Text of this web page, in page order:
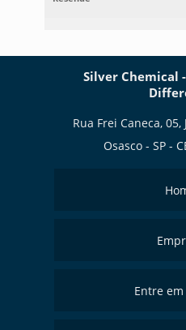
Silver Chemical
Rua Frei Caneca,
Osasco - SP -
Entre